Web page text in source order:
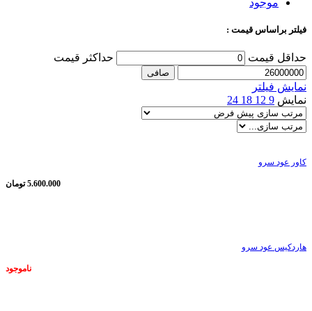
موجود
فیلتر براساس قیمت :
حداقل قیمت حداكثر قيمت
صافی
نمایش فیلتر
نمایش 9
12
18
24
کاور عود سرو
5.600.000 تومان
هاردکیس عود سرو
ناموجود